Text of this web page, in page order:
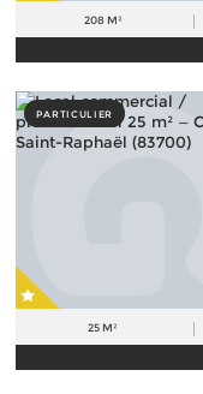
208 M²
PARTICULIER
25 M²